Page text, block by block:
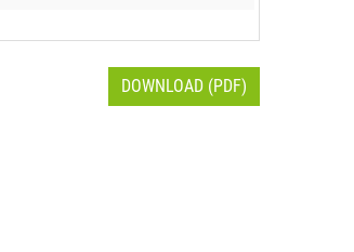
DOWNLOAD (PDF)